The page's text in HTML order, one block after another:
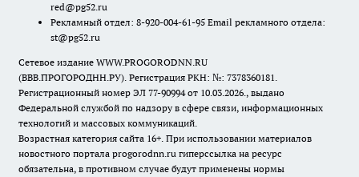
red@pg52.ru
Рекламный отдел: 8-920-004-61-95 Email рекламного отдела:
st@pg52.ru
Сетевое издание WWW.PROGORODNN.RU
(ВВВ.ПРОГОРОДНН.РУ). Регистрация РКН: №: 7378360181.
Регистрационный номер ЭЛ 77-90994 от 10.03.2026., выдано
Федеральной службой по надзору в сфере связи, информационных
технологий и массовых коммуникаций.
Возрастная категория сайта 16+. При использовании материалов
новостного портала progorodnn.ru гиперссылка на ресурс
обязательна, в противном случае будут применены нормы